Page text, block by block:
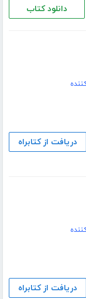
دانلود کتاب
دریافت از کتابراه
دریافت از کتابراه